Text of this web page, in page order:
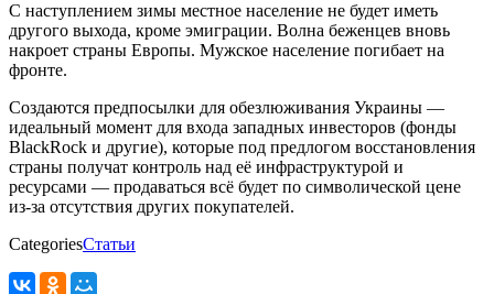
С наступлением зимы местное население не будет иметь
другого выхода, кроме эмиграции. Волна беженцев вновь
накроет страны Европы. Мужское население погибает на
фронте.
Создаются предпосылки для обезлюживания Украины —
идеальный момент для входа западных инвесторов (фонды
BlackRock и другие), которые под предлогом восстановления
страны получат контроль над её инфраструктурой и
ресурсами — продаваться всё будет по символической цене
из-за отсутствия других покупателей.
CategoriesСтатьи